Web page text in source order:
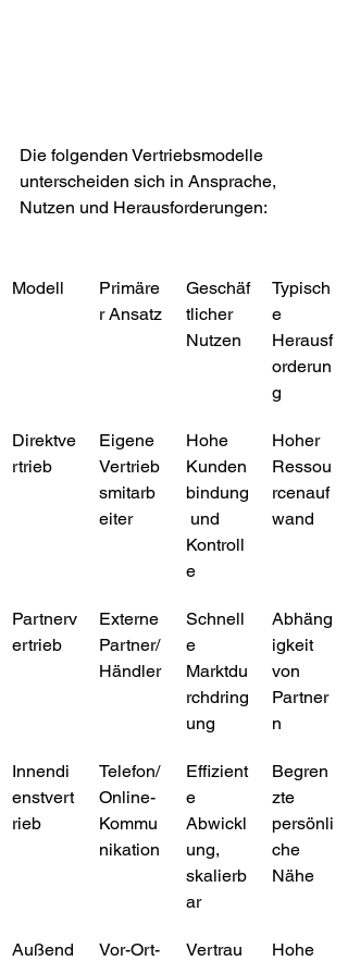
Die folgenden Vertriebsmodelle
unterscheiden sich in Ansprache,
Nutzen und Herausforderungen:
Modell
Primäre
r Ansatz
Geschäf
tlicher
Nutzen
Typisch
e
Herausf
orderun
g
Direktve
rtrieb
Eigene
Vertrieb
smitarb
eiter
Hohe
Kunden
bindung
und
Kontroll
e
Hoher
Ressou
rcenauf
wand
Partnerv
ertrieb
Externe
Partner/
Händler
Schnell
e
Marktdu
rchdring
ung
Abhäng
igkeit
von
Partner
n
Innendi
enstvert
rieb
Telefon/
Online-
Kommu
nikation
Effizient
e
Abwickl
ung,
skalierb
ar
Begren
zte
persönli
che
Nähe
Außend
Vor-Ort-
Vertrau
Hohe